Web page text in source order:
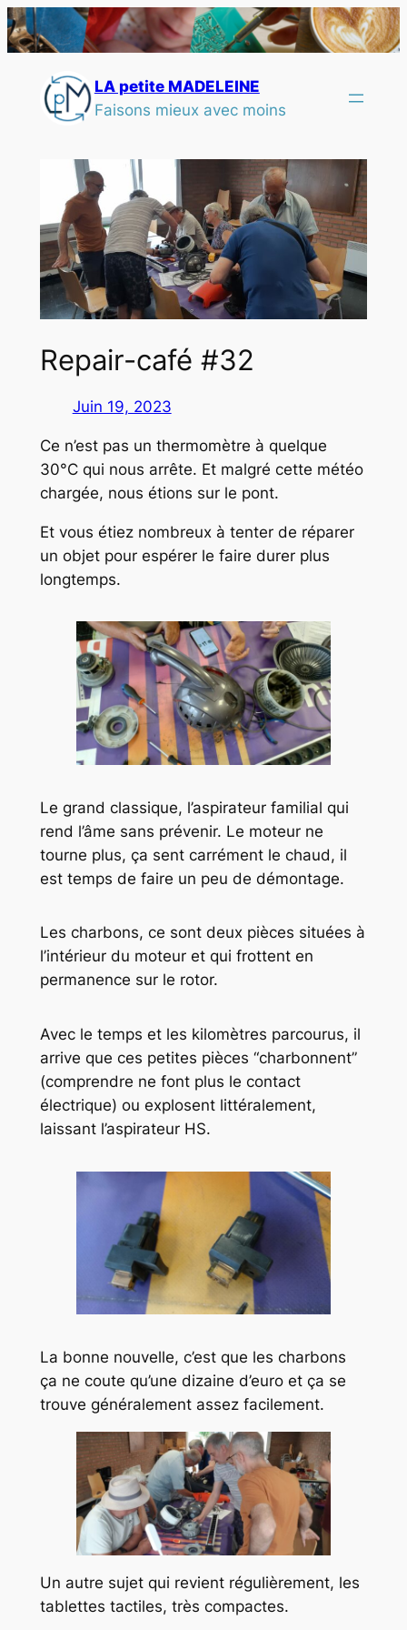
LA petite MADELEINE
Faisons mieux avec moins
Repair-café #32
Juin 19, 2023
Ce n’est pas un thermomètre à quelque
30°C qui nous arrête. Et malgré cette météo
chargée, nous étions sur le pont.
Et vous étiez nombreux à tenter de réparer
un objet pour espérer le faire durer plus
longtemps.
Le grand classique, l’aspirateur familial qui
rend l’âme sans prévenir. Le moteur ne
tourne plus, ça sent carrément le chaud, il
est temps de faire un peu de démontage.
Les charbons, ce sont deux pièces situées à
l’intérieur du moteur et qui frottent en
permanence sur le rotor.
Avec le temps et les kilomètres parcourus, il
arrive que ces petites pièces “charbonnent”
(comprendre ne font plus le contact
électrique) ou explosent littéralement,
laissant l’aspirateur HS.
La bonne nouvelle, c’est que les charbons
ça ne coute qu’une dizaine d’euro et ça se
trouve généralement assez facilement.
Un autre sujet qui revient régulièrement, les
tablettes tactiles, très compactes.